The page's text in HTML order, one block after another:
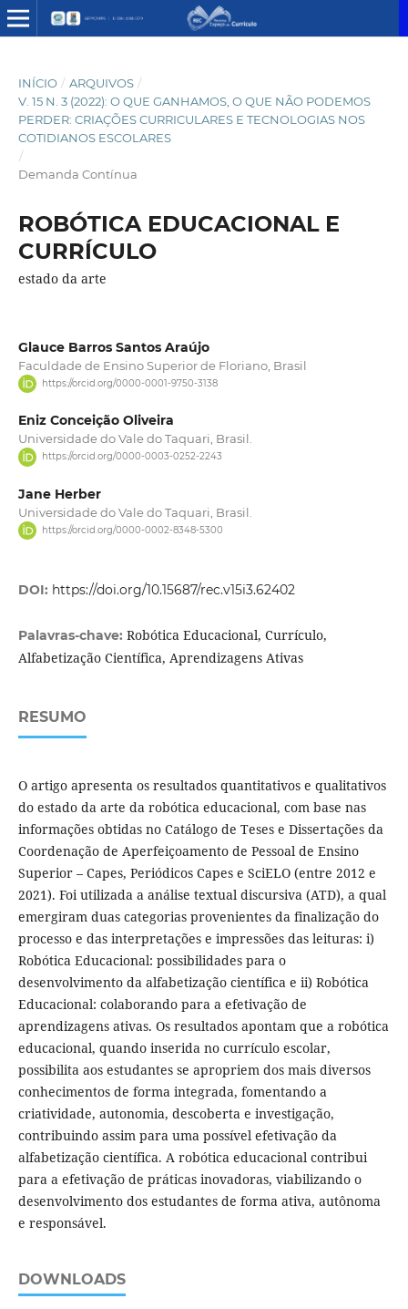
INÍCIO / ARQUIVOS /
V. 15 N. 3 (2022): O QUE GANHAMOS, O QUE NÃO PODEMOS
PERDER: CRIAÇÕES CURRICULARES E TECNOLOGIAS NOS
COTIDIANOS ESCOLARES
/
Demanda Contínua
ROBÓTICA EDUCACIONAL E
CURRÍCULO
estado da arte
Glauce Barros Santos Araújo
Faculdade de Ensino Superior de Floriano, Brasil
https://orcid.org/0000-0001-9750-3138
Eniz Conceição Oliveira
Universidade do Vale do Taquari, Brasil.
https://orcid.org/0000-0003-0252-2243
Jane Herber
Universidade do Vale do Taquari, Brasil.
https://orcid.org/0000-0002-8348-5300
DOI: https://doi.org/10.15687/rec.v15i3.62402
Palavras-chave: Robótica Educacional, Currículo,
Alfabetização Científica, Aprendizagens Ativas
RESUMO
O artigo apresenta os resultados quantitativos e qualitativos
do estado da arte da robótica educacional, com base nas
informações obtidas no Catálogo de Teses e Dissertações da
Coordenação de Aperfeiçoamento de Pessoal de Ensino
Superior – Capes, Periódicos Capes e SciELO (entre 2012 e
2021). Foi utilizada a análise textual discursiva (ATD), a qual
emergiram duas categorias provenientes da finalização do
processo e das interpretações e impressões das leituras: i)
Robótica Educacional: possibilidades para o
desenvolvimento da alfabetização científica e ii) Robótica
Educacional: colaborando para a efetivação de
aprendizagens ativas. Os resultados apontam que a robótica
educacional, quando inserida no currículo escolar,
possibilita aos estudantes se apropriem dos mais diversos
conhecimentos de forma integrada, fomentando a
criatividade, autonomia, descoberta e investigação,
contribuindo assim para uma possível efetivação da
alfabetização científica. A robótica educacional contribui
para a efetivação de práticas inovadoras, viabilizando o
desenvolvimento dos estudantes de forma ativa, autônoma
e responsável.
DOWNLOADS